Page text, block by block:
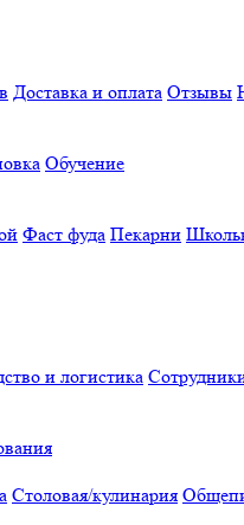
Доставка и оплата Отзывы
Обучение
Фаст фуда Пекарни
и логистика
Столовая/кулинария